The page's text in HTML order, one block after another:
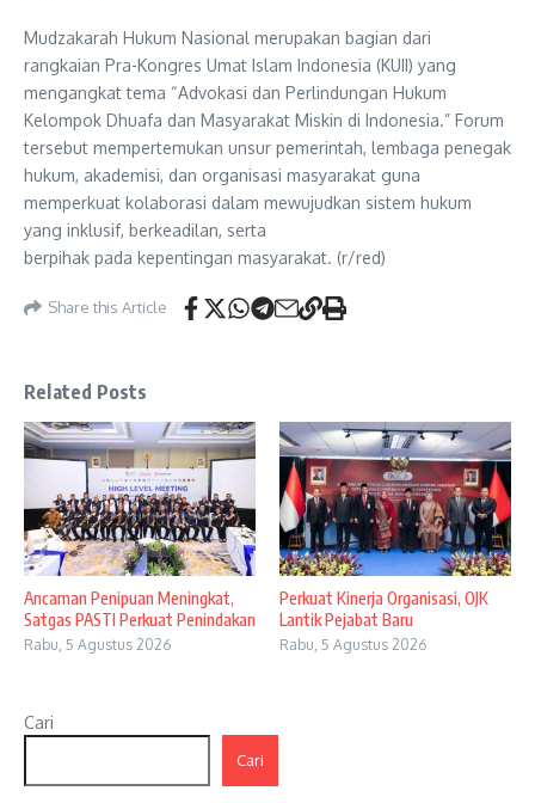
Mudzakarah Hukum Nasional merupakan bagian dari
rangkaian Pra-Kongres Umat Islam Indonesia (KUII) yang
mengangkat tema “Advokasi dan Perlindungan Hukum
Kelompok Dhuafa dan Masyarakat Miskin di Indonesia.” Forum
tersebut mempertemukan unsur pemerintah, lembaga penegak
hukum, akademisi, dan organisasi masyarakat guna
memperkuat kolaborasi dalam mewujudkan sistem hukum
yang inklusif, berkeadilan, serta
berpihak pada kepentingan masyarakat. (r/red)
Share this Article
Related Posts
Ancaman Penipuan Meningkat,
Satgas PASTI Perkuat Penindakan
Rabu, 5 Agustus 2026
Perkuat Kinerja Organisasi, OJK
Lantik Pejabat Baru
Rabu, 5 Agustus 2026
Cari
Cari